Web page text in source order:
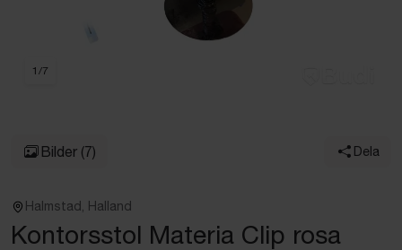
1 /7
Bilder (7) Dela
Halmstad, Halland
Kontorsstol Materia Clip rosa